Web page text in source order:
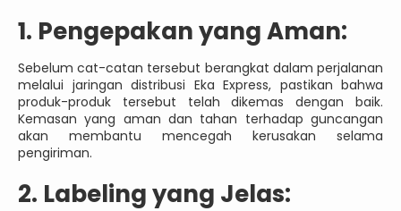
1. Pengepakan yang Aman:
Sebelum cat-catan tersebut berangkat dalam perjalanan
melalui jaringan distribusi Eka Express, pastikan bahwa
produk-produk tersebut telah dikemas dengan baik.
Kemasan yang aman dan tahan terhadap guncangan
akan membantu mencegah kerusakan selama
pengiriman.
2. Labeling yang Jelas: